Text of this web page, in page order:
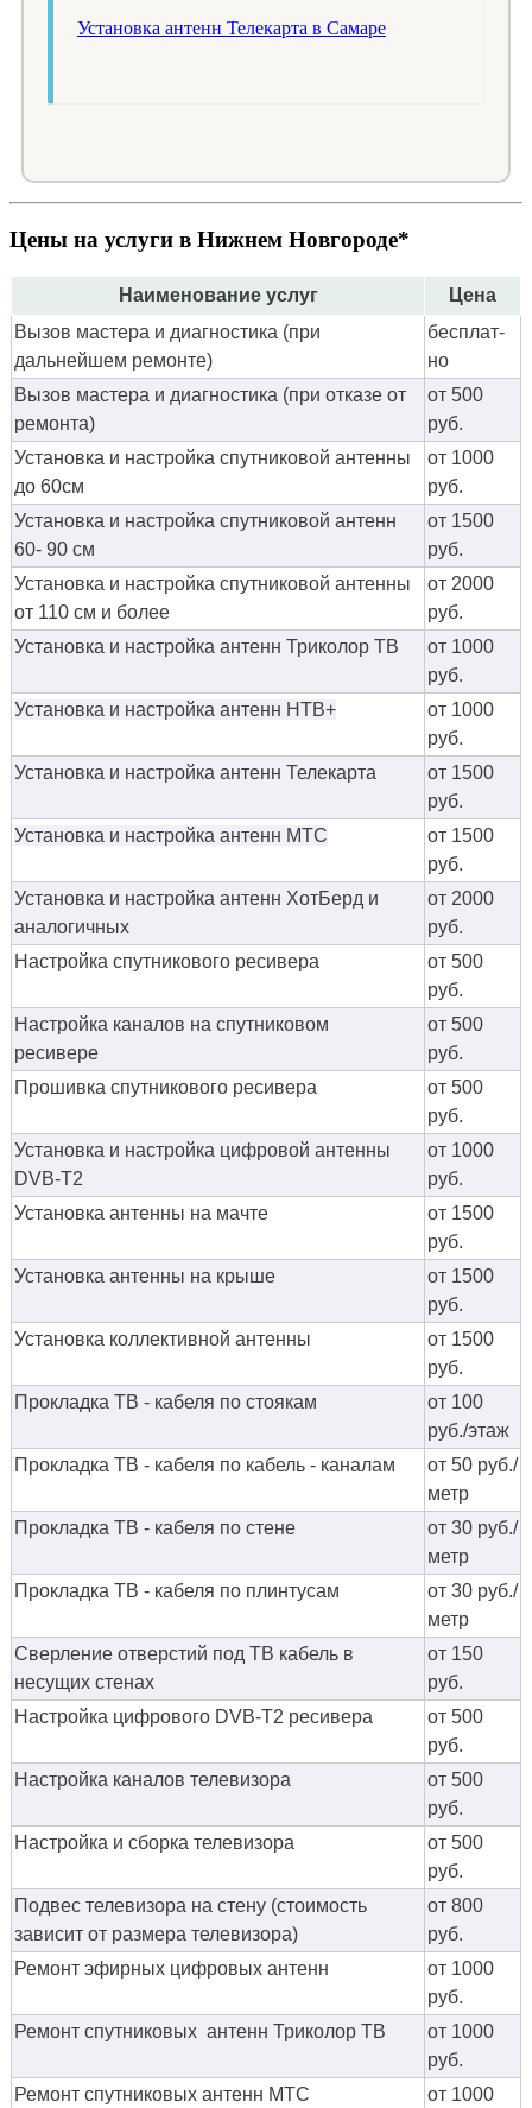
Установка антенн Телекарта в Самаре
Цены на услуги в Нижнем Новгороде*
Наименование услуг
Цена
Вызов мастера и диагностика (при
дальнейшем ремонте)
бес­плат­
но
Вызов мастера и диагностика (при отказе от
ремонта)
от 500
руб.
Установка и настройка спутниковой антенны
до 60см
от 1000
руб.
Установка и настройка спутниковой антенн
60- 90 см
от 1500
руб.
Установка и настройка спутниковой антенны
от 110 см и более
от 2000
руб.
Установка и настройка антенн Триколор ТВ
от 1000
руб.
Установка и настройка антенн НТВ+
от 1000
руб.
Установка и настройка антенн Телекарта
от 1500
руб.
Установка и настройка антенн МТС
от 1500
руб.
Установка и настройка антенн ХотБерд и
аналогичных
от 2000
руб.
Настройка спутникового ресивера
от 500
руб.
Настройка каналов на спутниковом
ресивере
от 500
руб.
Прошивка спутникового ресивера
от 500
руб.
Установка и настройка цифровой антенны
DVB-T2
от 1000
руб.
Установка антенны на мачте
от 1500
руб.
Установка антенны на крыше
от 1500
руб.
Установка коллективной антенны
от 1500
руб.
Прокладка ТВ - кабеля по стоякам
от 100
руб./этаж
Прокладка ТВ - кабеля по кабель - каналам
от 50 руб./
метр
Прокладка ТВ - кабеля по стене
от 30 руб./
метр
Прокладка ТВ - кабеля по плинтусам
от 30 руб./
метр
Сверление отверстий под ТВ кабель в
несущих стенах
от 150
руб.
Настройка цифрового DVB-T2 ресивера
от 500
руб.
Настройка каналов телевизора
от 500
руб.
Настройка и сборка телевизора
от 500
руб.
Подвес телевизора на стену (стоимость
зависит от размера телевизора)
от 800
руб.
Ремонт эфирных цифровых антенн
от 1000
руб.
Ремонт спутниковых антенн Триколор ТВ
от 1000
руб.
Ремонт спутниковых антенн МТС
от 1000